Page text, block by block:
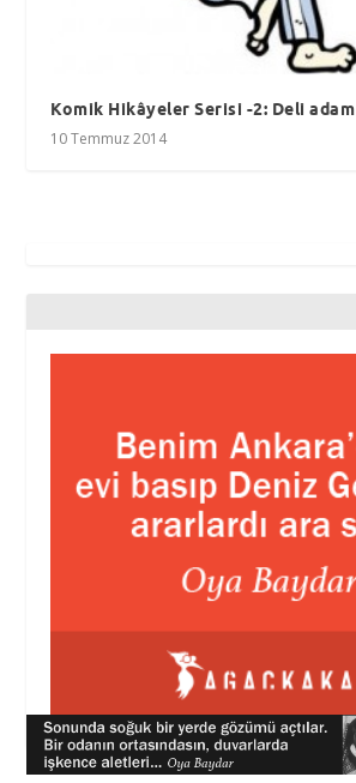
Komik Hikâyeler Serisi -2: Deli adam
10 Temmuz 2014